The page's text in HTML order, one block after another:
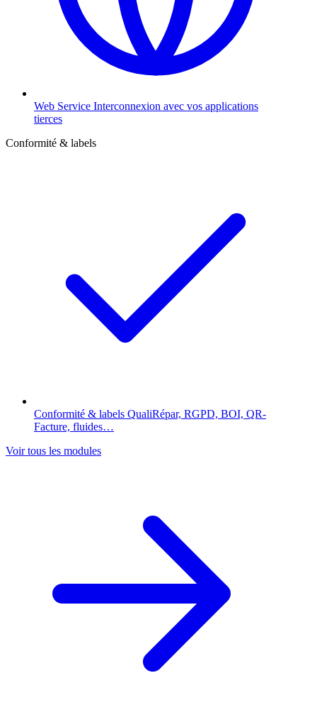
Web Service Interconnexion avec vos applications
tierces
Conformité & labels
Conformité & labels QualiRépar, RGPD, BOI, QR-
Facture, fluides…
Voir tous les modules